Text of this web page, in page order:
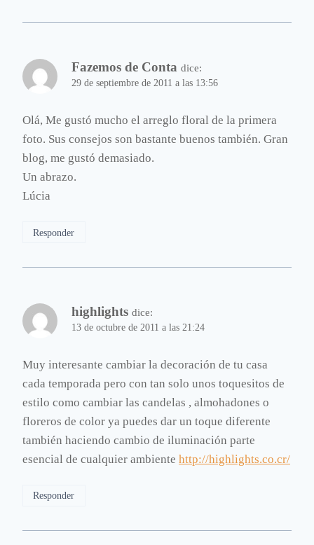
Fazemos de Conta dice:
29 de septiembre de 2011 a las 13:56
Olá, Me gustó mucho el arreglo floral de la primera
foto. Sus consejos son bastante buenos también. Gran
blog, me gustó demasiado.
Un abrazo.
Lúcia
Responder
highlights dice:
13 de octubre de 2011 a las 21:24
Muy interesante cambiar la decoración de tu casa
cada temporada pero con tan solo unos toquesitos de
estilo como cambiar las candelas , almohadones o
floreros de color ya puedes dar un toque diferente
también haciendo cambio de iluminación parte
esencial de cualquier ambiente http://highlights.co.cr/
Responder